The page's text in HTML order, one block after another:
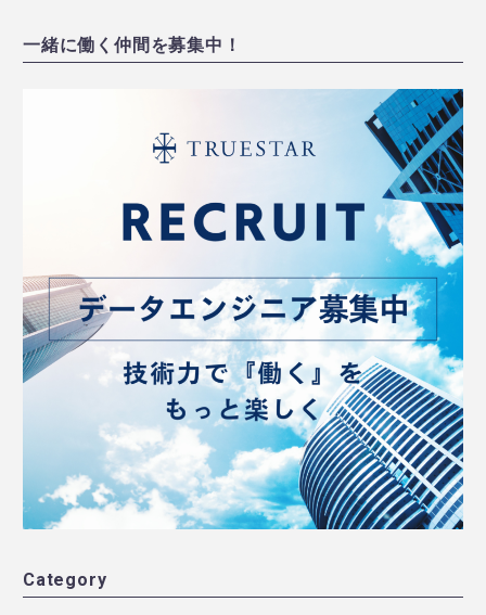
一緒に働く仲間を募集中！
Category